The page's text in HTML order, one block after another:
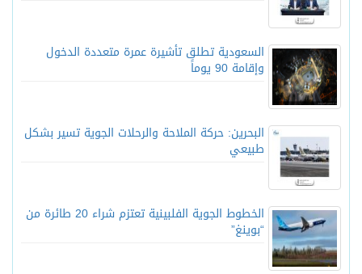
السعودية تطلق تأشيرة عمرة متعددة الدخول
وإقامة 90 يوماً
البحرين: حركة الملاحة والرحلات الجوية تسير بشكل
طبيعي
الخطوط الجوية الفلبينية تعتزم شراء 20 طائرة من
“بوينغ”